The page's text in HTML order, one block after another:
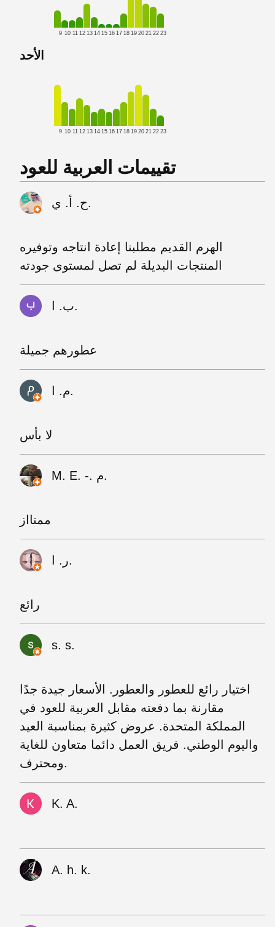
9 10 11 12 13 14 15 16 17 18 19 20 21 22 23
الأحد
9 10 11 12 13 14 15 16 17 18 19 20 21 22 23
تقييمات العربية للعود
ح. أ. ي.
الهرم القديم مطلبنا إعادة انتاجه وتوفيره
المنتجات البديلة لم تصل لمستوى جودته
ب. ا.
عطورهم جميلة
م. ا.
لا بأس
M. E. -. م.
ممتااز
ر. ا.
رائع
s. s.
اختيار رائع للعطور والعطور. الأسعار جيدة جدًا
مقارنة بما دفعته مقابل العربية للعود في
المملكة المتحدة. عروض كثيرة بمناسبة العيد
واليوم الوطني. فريق العمل دائما متعاون للغاية
ومحترف.
K. A.
A. h. k.